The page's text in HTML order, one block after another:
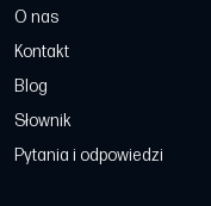
O nas
Kontakt
Blog
Słownik
Pytania i odpowiedzi